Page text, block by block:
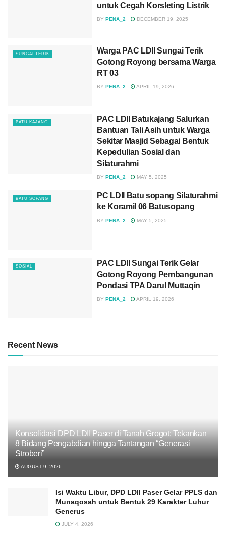
untuk Cegah Korsleting Listrik
BY PENA_2 DECEMBER 19, 2025
SUNGAI TERIK
Warga PAC LDII Sungai Terik
Gotong Royong bersama Warga
RT 03
BY PENA_2 APRIL 19, 2026
BATU KAJANG
PAC LDII Batukajang Salurkan
Bantuan Tali Asih untuk Warga
Sekitar Masjid Sebagai Bentuk
Kepedulian Sosial dan
Silaturahmi
BY PENA_2 MAY 5, 2025
BATU SOPANG
PC LDII Batu sopang Silaturahmi
ke Koramil 06 Batusopang
BY PENA_2 MAY 5, 2025
SOSIAL
PAC LDII Sungai Terik Gelar
Gotong Royong Pembangunan
Pondasi TPA Darul Muttaqin
BY PENA_2 APRIL 19, 2026
Recent News
Konsolidasi DPD LDII Paser di Tanah Grogot: Tekankan
8 Bidang Pengabdian hingga Tantangan “Generasi
Stroberi”
AUGUST 9, 2026
Isi Waktu Libur, DPD LDII Paser Gelar PPLS dan
Munaqosah untuk Bentuk 29 Karakter Luhur
Generus
JULY 4, 2026